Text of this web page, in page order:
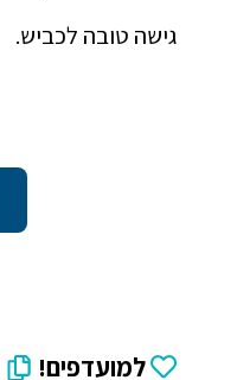
גישה טובה לכביש.
למועדפים!